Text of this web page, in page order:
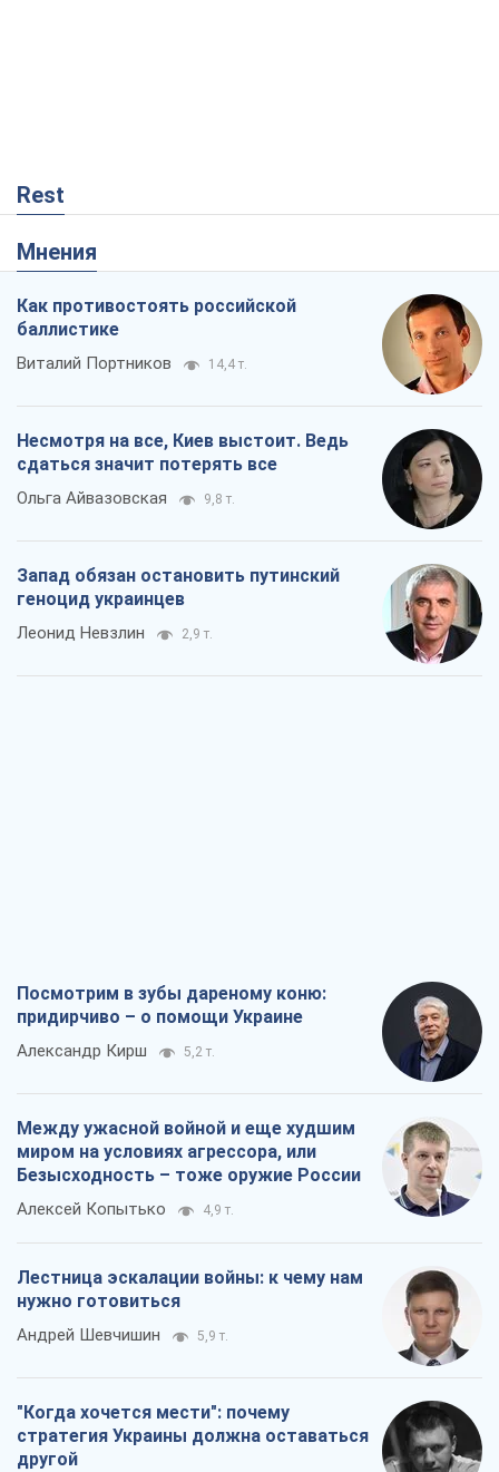
Rest
Мнения
Как противостоять российской
баллистике
Виталий Портников 14,4 т.
Несмотря на все, Киев выстоит. Ведь
сдаться значит потерять все
Ольга Айвазовская 9,8 т.
Запад обязан остановить путинский
геноцид украинцев
Леонид Невзлин 2,9 т.
Посмотрим в зубы дареному коню:
придирчиво – о помощи Украине
Александр Кирш 5,2 т.
Между ужасной войной и еще худшим
миром на условиях агрессора, или
Безысходность – тоже оружие России
Алексей Копытько 4,9 т.
Лестница эскалации войны: к чему нам
нужно готовиться
Андрей Шевчишин 5,9 т.
"Когда хочется мести": почему
стратегия Украины должна оставаться
другой